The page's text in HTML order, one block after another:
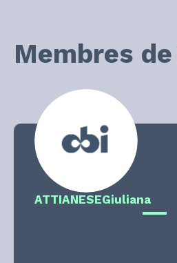
Membres
ATTIANESEGiuliana